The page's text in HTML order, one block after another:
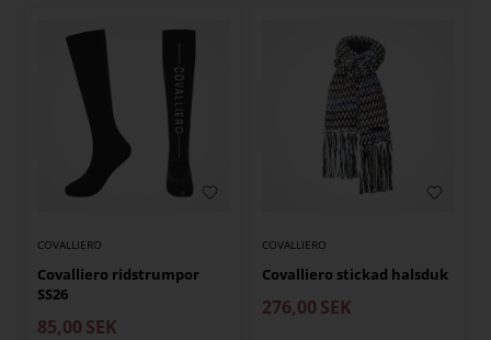
COVALLIERO
Covalliero ridstrumpor
SS26
85,00 SEK
COVALLIERO
Covalliero stickad halsduk
276,00 SEK